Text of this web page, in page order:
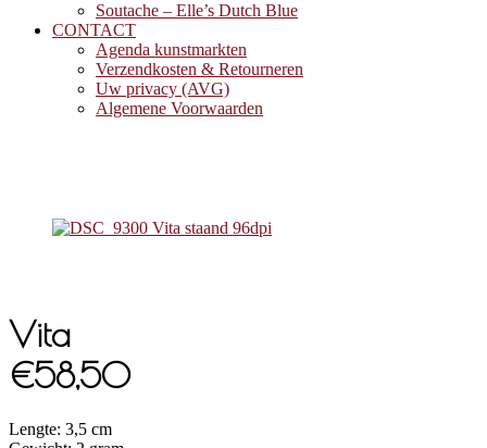
Soutache – Elle’s Dutch Blue
CONTACT
Agenda kunstmarkten
Verzendkosten & Retourneren
Uw privacy (AVG)
Algemene Voorwaarden
Vita
€58,50
Lengte: 3,5 cm